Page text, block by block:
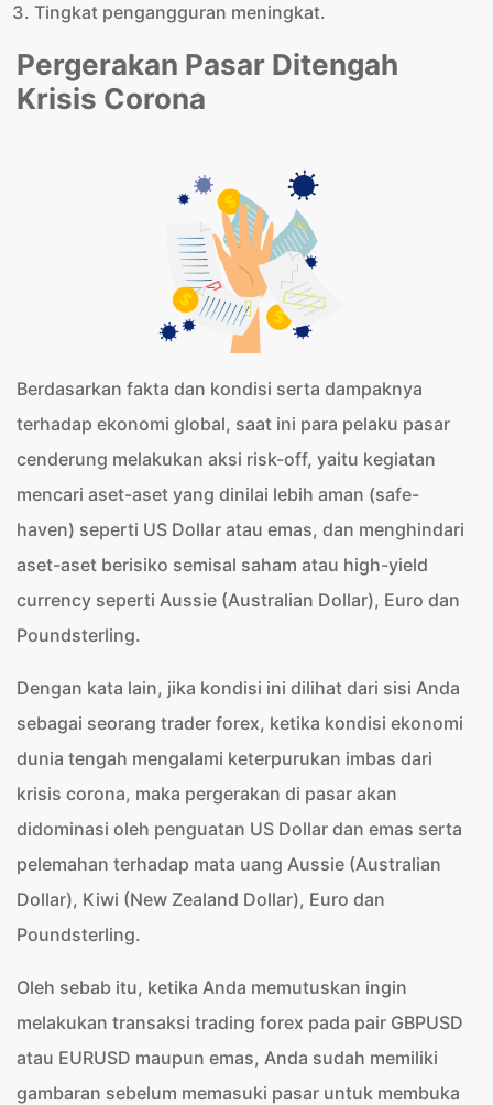
Tingkat pengangguran meningkat.
Pergerakan Pasar Ditengah
Krisis Corona
Berdasarkan fakta dan kondisi serta dampaknya
terhadap ekonomi global, saat ini para pelaku pasar
cenderung melakukan aksi risk-off, yaitu kegiatan
mencari aset-aset yang dinilai lebih aman (safe-
haven) seperti US Dollar atau emas, dan menghindari
aset-aset berisiko semisal saham atau high-yield
currency seperti Aussie (Australian Dollar), Euro dan
Poundsterling.
Dengan kata lain, jika kondisi ini dilihat dari sisi Anda
sebagai seorang trader forex, ketika kondisi ekonomi
dunia tengah mengalami keterpurukan imbas dari
krisis corona, maka pergerakan di pasar akan
didominasi oleh penguatan US Dollar dan emas serta
pelemahan terhadap mata uang Aussie (Australian
Dollar), Kiwi (New Zealand Dollar), Euro dan
Poundsterling.
Oleh sebab itu, ketika Anda memutuskan ingin
melakukan transaksi trading forex pada pair GBPUSD
atau EURUSD maupun emas, Anda sudah memiliki
gambaran sebelum memasuki pasar untuk membuka